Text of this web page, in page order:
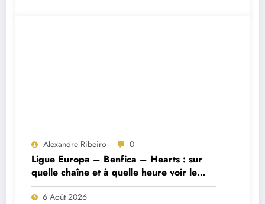
Alexandre Ribeiro 0
Ligue Europa – Benfica – Hearts : sur
quelle chaîne et à quelle heure voir le
match ?
6 Août 2026